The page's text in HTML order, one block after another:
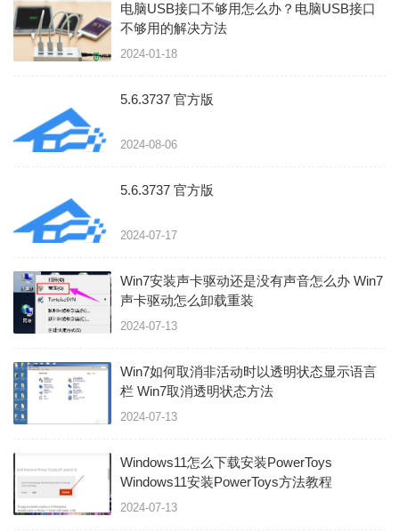
电脑USB接口不够用怎么办？电脑USB接口
不够用的解决方法
2024-01-18
5.6.3737 官方版
2024-08-06
5.6.3737 官方版
2024-07-17
Win7安装声卡驱动还是没有声音怎么办 Win7
声卡驱动怎么卸载重装
2024-07-13
Win7如何取消非活动时以透明状态显示语言
栏 Win7取消透明状态方法
2024-07-13
Windows11怎么下载安装PowerToys
Windows11安装PowerToys方法教程
2024-07-13